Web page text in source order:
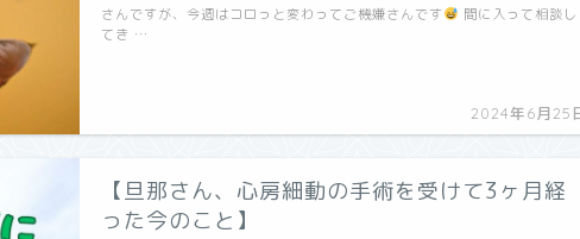
2024年6月25
さんですが、今週はコロっと変わってご機嫌さんです
間に入って相談し
てき …
【旦那さん、心房細動の手術を受けて3ヶ月経
った今のこと】